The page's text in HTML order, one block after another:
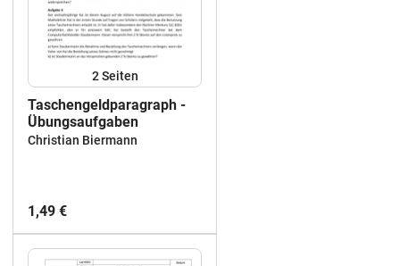
2Seiten
Taschengeldparagraph -
Übungsaufgaben
Christian Biermann
1,49 €